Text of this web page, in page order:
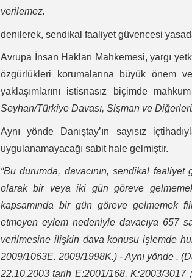
verilemez.
denilerek, sendikal faaliyet güvencesi
Avrupa İnsan Hakları Mahkemesi, yargı
özgürlükleri korumalarına büyük önem
yaklaşımlarını istisnasız biçimde
Seyhan/Türkiye Davası, Şişman ve
Aynı yönde Danıştay’ın sayısız
uygulanamayacağı sabit hale gelmiştir.
“Bu durumda, davacının, sendikal
olarak bir veya iki gün göreve
kapsamında bir gün göreve gelmemek
etmeyen eylem nedeniyle davacıya 657
verilmesine ilişkin dava konusu işlemde
2009/1063E. 2009/1998K.) - Aynı yönde .
22.10.2003 tarih E:2001/168, K:2003/